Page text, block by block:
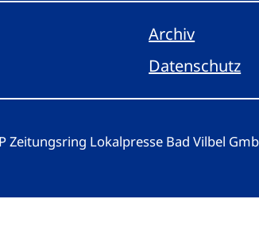
Archiv
Datenschutz
Zeitungsring Lokalpresse Bad Vilbel